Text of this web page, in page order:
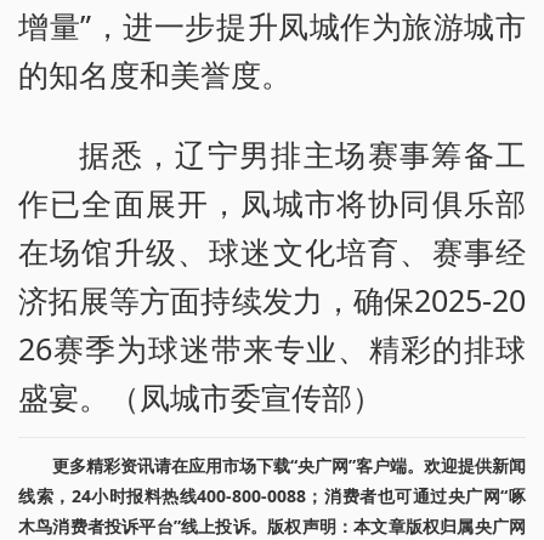
增量”，进一步提升凤城作为旅游城市
的知名度和美誉度。
据悉，辽宁男排主场赛事筹备工
作已全面展开，凤城市将协同俱乐部
在场馆升级、球迷文化培育、赛事经
济拓展等方面持续发力，确保2025-20
26赛季为球迷带来专业、精彩的排球
盛宴。（凤城市委宣传部）
更多精彩资讯请在应用市场下载“央广网”客户端。欢迎提供新闻
线索，24小时报料热线400-800-0088；消费者也可通过央广网“啄
木鸟消费者投诉平台”线上投诉。版权声明：本文章版权归属央广网